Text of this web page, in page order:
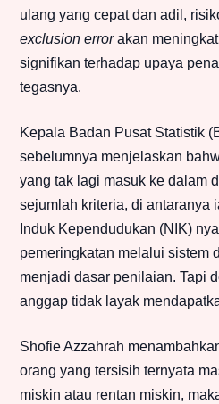
ulang yang cepat dan adil,
exclusion errorakan
signifikan terhadap upaya
tegasnya.
Kepala Badan Pusat Statistik
sebelumnya menjelaskan
yang tak lagi masuk ke dalam
sejumlah kriteria, di antaranya
Induk Kependudukan (NIK)
pemeringkatan melalui sistem
menjadi dasar penilaian. Tapi
anggap tidak layak
Shofie Azzahrah
orang yang tersisih ternyata
miskin atau rentan miskin,